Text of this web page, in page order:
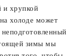
хрупкой
холоде может
зимы мы